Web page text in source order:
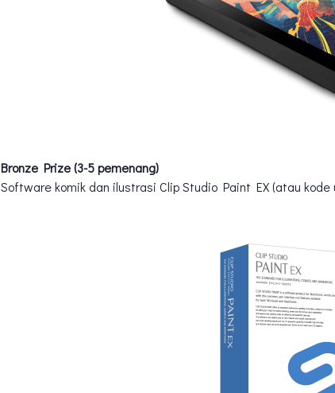
Bronze Prize (3-5 pemenang)
Software komik dan ilustrasi Clip Studio Paint EX (atau kode